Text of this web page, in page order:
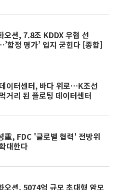
오션, 7.8조 KDDX 우협 선
함정 명가’ 입지 굳힌다 [종합]
이터센터, 바다 위로…K조선
거리 된 플로팅 데이터센터
重, FDC '글로벌 협력' 전방위
대한다
오션, 5074억 규모 초대형 암모